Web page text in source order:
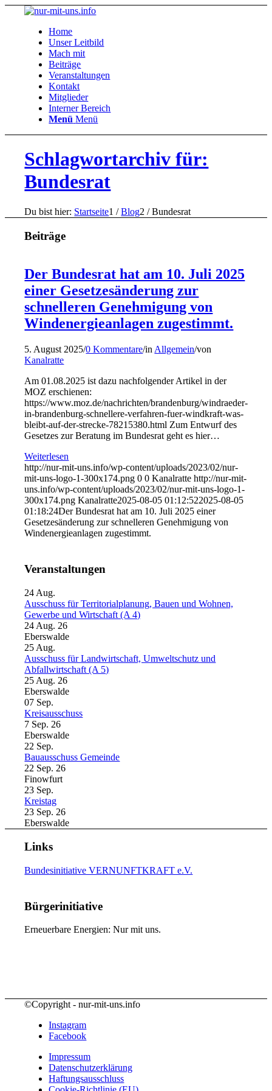
Home
Unser Leitbild
Mach mit
Beiträge
Veranstaltungen
Kontakt
Mitglieder
Interner Bereich
Menü Menü
Schlagwortarchiv für:
Bundesrat
Du bist hier: Startseite1 / Blog2 / Bundesrat
Beiträge
Der Bundesrat hat am 10. Juli 2025
einer Gesetzesänderung zur
schnelleren Genehmigung von
Windenergieanlagen zugestimmt.
5. August 2025/0 Kommentare/in Allgemein/von
Kanalratte
Am 01.08.2025 ist dazu nachfolgender Artikel in der
MOZ erschienen:
https://www.moz.de/nachrichten/brandenburg/windraeder-
in-brandenburg-schnellere-verfahren-fuer-windkraft-was-
bleibt-auf-der-strecke-78215380.html Zum Entwurf des
Gesetzes zur Beratung im Bundesrat geht es hier…
Weiterlesen
http://nur-mit-uns.info/wp-content/uploads/2023/02/nur-
mit-uns-logo-1-300x174.png 0 0 Kanalratte http://nur-mit-
uns.info/wp-content/uploads/2023/02/nur-mit-uns-logo-1-
300x174.png Kanalratte2025-08-05 01:12:522025-08-05
01:18:24Der Bundesrat hat am 10. Juli 2025 einer
Gesetzesänderung zur schnelleren Genehmigung von
Windenergieanlagen zugestimmt.
Veranstaltungen
24 Aug.
Ausschuss für Territorialplanung, Bauen und Wohnen,
Gewerbe und Wirtschaft (A 4)
24 Aug. 26
Eberswalde
25 Aug.
Ausschuss für Landwirtschaft, Umweltschutz und
Abfallwirtschaft (A 5)
25 Aug. 26
Eberswalde
07 Sep.
Kreisausschuss
7 Sep. 26
Eberswalde
22 Sep.
Bauausschuss Gemeinde
22 Sep. 26
Finowfurt
23 Sep.
Kreistag
23 Sep. 26
Eberswalde
Links
Bundesinitiative VERNUNFTKRAFT e.V.
Bürgerinitiative
Erneuerbare Energien: Nur mit uns.
©Copyright - nur-mit-uns.info
Instagram
Facebook
Impressum
Datenschutzerklärung
Haftungsausschluss